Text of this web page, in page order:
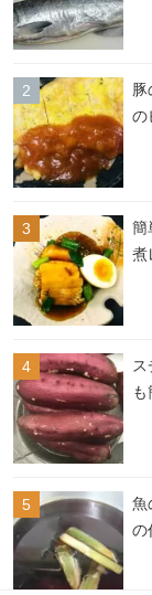
豚
の
簡
煮
ス
も
魚
の